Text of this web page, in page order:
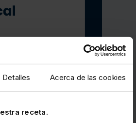
Detalles Acerca de las cookies
receta.